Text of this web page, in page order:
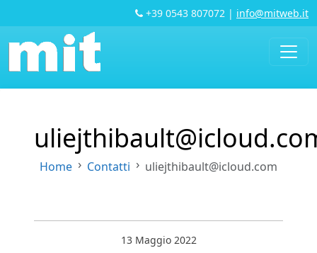
+39 0543 807072 | info@mitweb.it
Home Contatti uliejthibault@icloud.com
13 Maggio 2022